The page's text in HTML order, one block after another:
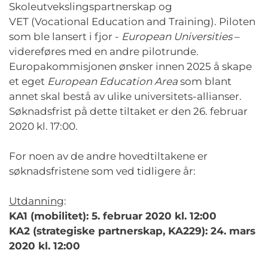
Skoleutvekslingspartnerskap og
VET (Vocational Education and Training). Piloten
som ble lansert i fjor - European Universities –
videreføres med en andre pilotrunde.
Europakommisjonen ønsker innen 2025 å skape
et eget European EducationArea som blant
annet skal bestå av ulike universitets-allianser.
Søknadsfrist på dette tiltaket er den 26. februar
2020 kl. 17:00.
For noen av de andre hovedtiltakene er
søknadsfristene som ved tidligere år:
Utdanning:
KA1 (mobilitet): 5. februar 2020 kl. 12:00
KA2 (strategiske partnerskap, KA229): 24. mars
2020 kl. 12:00